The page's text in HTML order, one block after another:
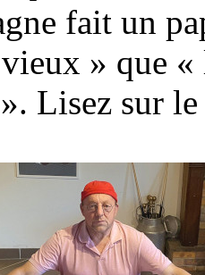
fait un
» que «
Lisez sur